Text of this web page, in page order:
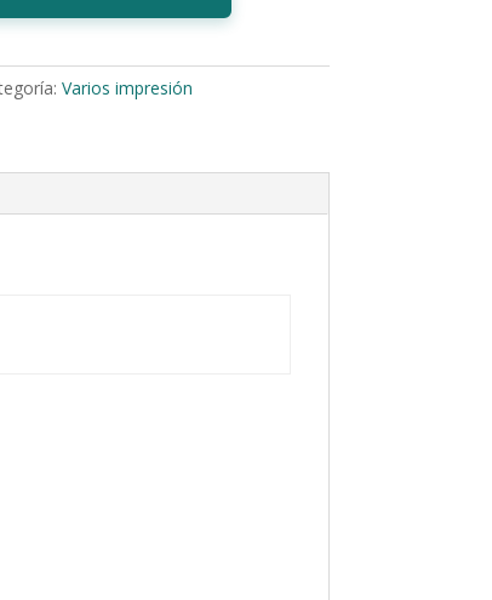
Varios impresión